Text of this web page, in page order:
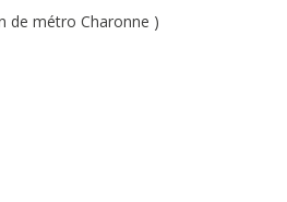
de métro Charonne )